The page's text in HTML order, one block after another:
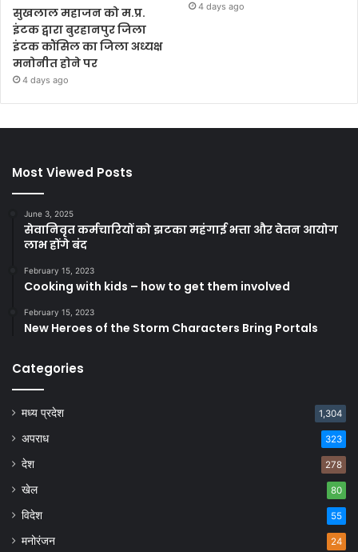
सुखलाल महाजन को म.प्र.
इंटक द्वारा बुरहानपुर जिला
इंटक कौंसिल का जिला अध्यक्ष
मनोनीत होने पर
4 days ago
4 days ago
Most Viewed Posts
June 3, 2025
सेवानिवृत कर्मचारियों को झटका महंगाई भत्ता और वेतन आयोग
लाभ होंगे बंद
February 15, 2023
Cooking with kids – how to get them involved
February 15, 2023
New Heroes of the Storm Characters Bring Portals
Categories
मध्य प्रदेश 1,304
अपराध 323
देश 278
खेल 80
विदेश 55
मनोरंजन 24